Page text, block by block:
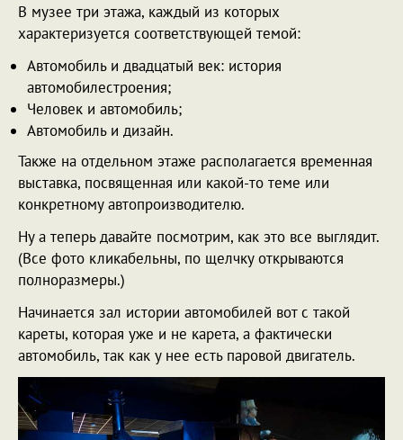
В музее три этажа, каждый из которых
характеризуется соответствующей темой:
Автомобиль и двадцатый век: история
автомобилестроения;
Человек и автомобиль;
Автомобиль и дизайн.
Также на отдельном этаже располагается временная
выставка, посвященная или какой-то теме или
конкретному автопроизводителю.
Ну а теперь давайте посмотрим, как это все выглядит.
(Все фото кликабельны, по щелчку открываются
полноразмеры.)
Начинается зал истории автомобилей вот с такой
кареты, которая уже и не карета, а фактически
автомобиль, так как у нее есть паровой двигатель.